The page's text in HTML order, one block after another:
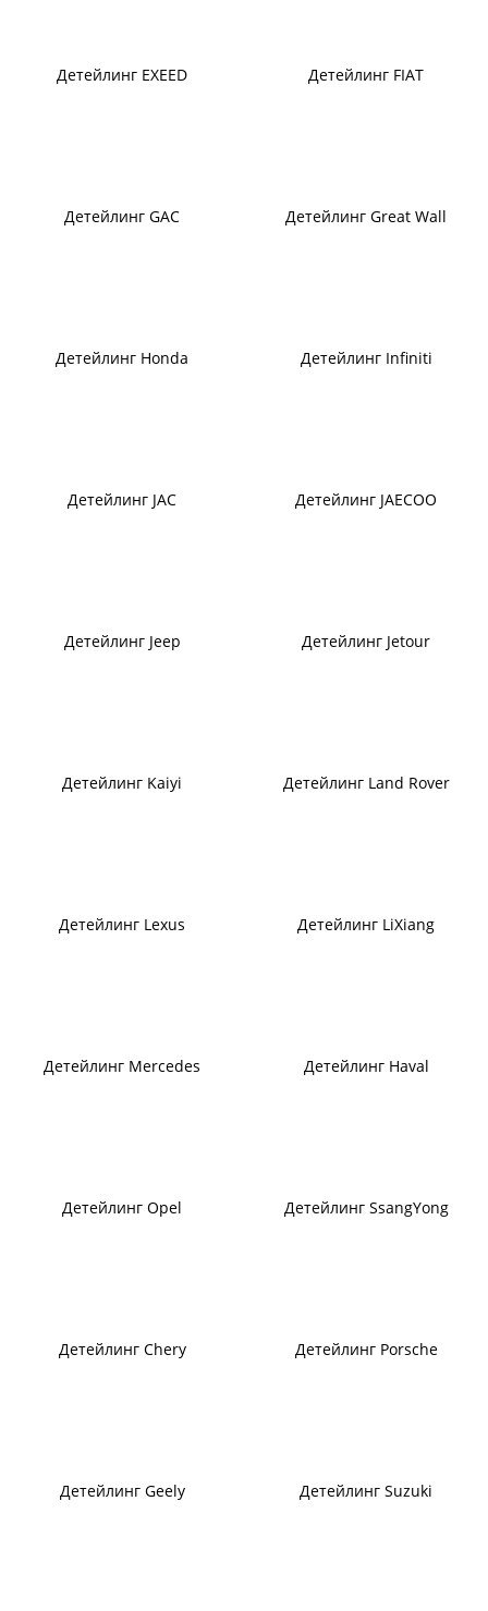
Детейлинг EXEED Детейлинг FIAT
Детейлинг GAC Детейлинг Great Wall
Детейлинг Honda Детейлинг Infiniti
Детейлинг JAC Детейлинг JAECOO
Детейлинг Jeep Детейлинг Jetour
Детейлинг Kaiyi Детейлинг Land Rover
Детейлинг Lexus Детейлинг LiXiang
Детейлинг Mercedes Детейлинг Haval
Детейлинг Opel Детейлинг SsangYong
Детейлинг Chery Детейлинг Porsche
Детейлинг Geely Детейлинг Suzuki